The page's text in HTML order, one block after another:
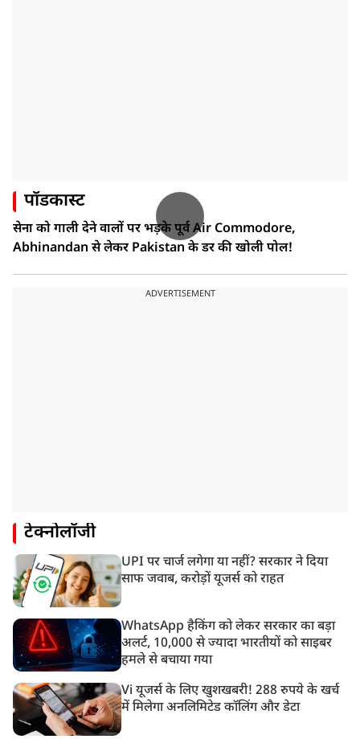
पॉडकास्ट
सेना को गाली देने वालों पर भड़के पूर्व Air Commodore,
Abhinandan से लेकर Pakistan के डर की खोली पोल!
ADVERTISEMENT
टेक्नोलॉजी
UPI पर चार्ज लगेगा या नहीं? सरकार ने दिया
साफ जवाब, करोड़ों यूजर्स को राहत
WhatsApp हैकिंग को लेकर सरकार का बड़ा
अलर्ट, 10,000 से ज्यादा भारतीयों को साइबर
हमले से बचाया गया
Vi यूजर्स के लिए खुशखबरी! 288 रुपये के खर्च
में मिलेगा अनलिमिटेड कॉलिंग और डेटा